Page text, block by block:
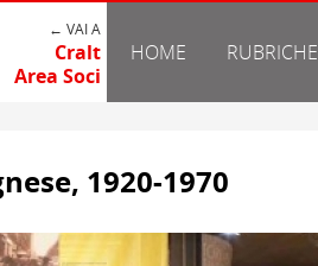
← VAI A
Cralt
Area Soci
HOME RUBRICHE
1920-1970